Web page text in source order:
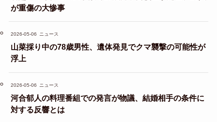
が重傷の大惨事
2026-05-06 ニュース
山菜採り中の78歳男性、遺体発見でクマ襲撃の可能性が
浮上
2026-05-06 ニュース
河合郁人の料理番組での発言が物議、結婚相手の条件に
対する反響とは